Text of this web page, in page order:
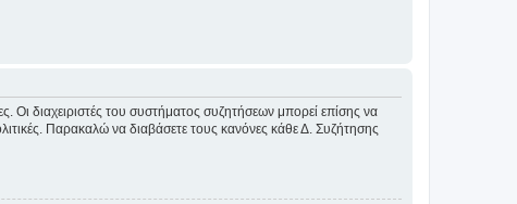
Οι διαχειριστές του συστήματος συζητήσεων μπορεί επίσης να
Παρακαλώ να διαβάσετε τους κανόνες κάθε Δ. Συζήτησης